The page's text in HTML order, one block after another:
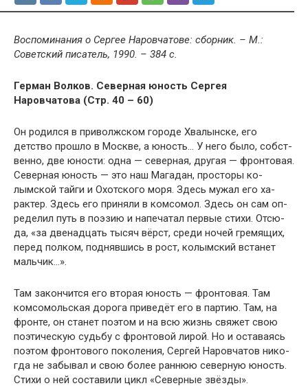
Воспоминания о Сергее Наровчатове: сборник. – М.:
Советский писатель, 1990. – 384 с.
Герман Волков. Северная юность Сергея
Наровчатова (Стр. 40 – 60)
Он родился в приволжском городе Хвалынске, его
детство прошло в Москве, а юность… У него было, собст­
венно, две юности: одна — северная, другая — фронто­вая.
Северная юность — это наш Магадан, просторы ко­
лымской тайги и Охотского моря. Здесь мужал его ха­
рактер. Здесь его приняли в комсомол. Здесь он сам оп­
ределил путь в поэзию и напечатал первые стихи. Отсю­
да, «за двенадцать тысяч вёрст, среди ночей гремящих,
перед полком, поднявшись в рост, колымский встанет
мальчик…».
Там закончится его вторая юность — фронтовая. Там
комсомольская дорога приведёт его в партию. Там, на
фронте, он станет поэтом и на всю жизнь свяжет свою
поэтическую судьбу с фронтовой лирой. Но и оставаясь
поэтом фронтового поколения, Сергей Наровчатов нико­
гда не забывал и свою более раннюю северную юность.
Стихи о ней составили цикл «Северные звёзды».